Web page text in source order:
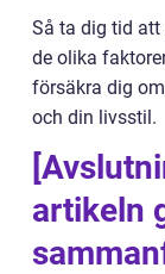
Så ta dig tid att
de olika
försäkra dig
och din livsstil.
artikeln